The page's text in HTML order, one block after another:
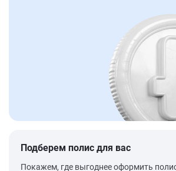
Подберем полис для вас
Покажем, где выгоднее оформить